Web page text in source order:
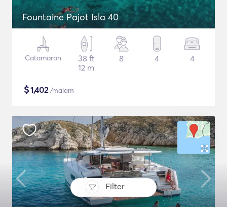
Filter
Fountaine Pajot Isla 40
Catamaran
38 ft
12 m
8 4 4
$1,402/malam